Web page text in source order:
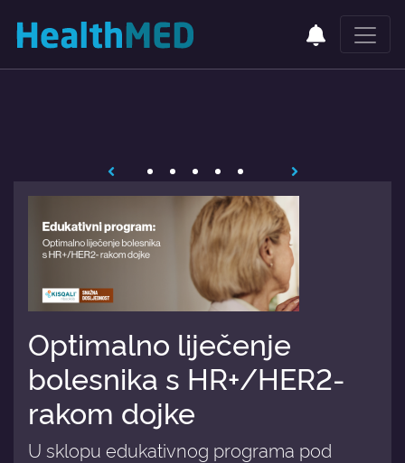
Optimalno liječenje
bolesnika s HR+/HER2-
rakom dojke
U sklopu edukativnog programa pod